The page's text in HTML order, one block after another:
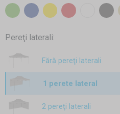
Pereţi laterali:
Fără pereţi laterali
1 perete lateral
2 pereţi laterali